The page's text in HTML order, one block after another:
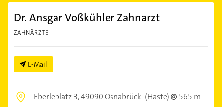
Dr. Ansgar Voßkühler Zahnarzt
ZAHNÄRZTE
E-Mail
Eberleplatz 3,49090 Osnabrück (Haste)
565 m